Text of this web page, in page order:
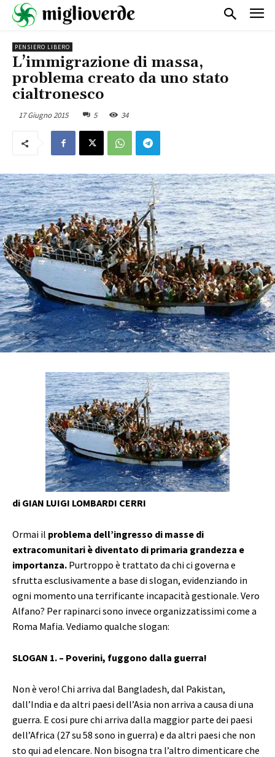
PENSIERO LIBERO
L’immigrazione di massa,
problema creato da uno stato
cialtronesco
17 Giugno 2015 5 34
di GIAN LUIGI LOMBARDI CERRI
Ormai il problema dell’ingresso di masse di
extracomunitari è diventato di primaria grandezza e
importanza. Purtroppo è trattato da chi ci governa e
sfrutta esclusivamente a base di slogan, evidenziando in
ogni momento una terrificante incapacità gestionale. Vero
Alfano? Per rapinarci sono invece organizzatissimi come a
Roma Mafia. Vediamo qualche slogan:
SLOGAN 1. – Poverini, fuggono dalla guerra!
Non è vero! Chi arriva dal Bangladesh, dal Pakistan,
dall’India e da altri paesi dell’Asia non arriva a causa di una
guerra. E cosi pure chi arriva dalla maggior parte dei paesi
dell’Africa (27 su 58 sono in guerra) e da altri paesi che non
sto qui ad elencare. Non bisogna tra l’altro dimenticare che